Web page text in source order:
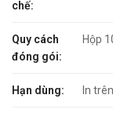
chế:
Quy cách
đóng gói:
Hộp
Hạn dùng: In